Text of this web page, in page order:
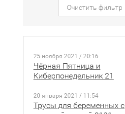
Очистить фильтр
25 ноября 2021 / 20:16
Чёрная Пятница и
Киберпонедельник 21
20 января 2021 / 11:54
Трусы для беременных с